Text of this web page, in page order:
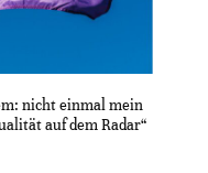
nicht einmal mein
auf dem Radar“